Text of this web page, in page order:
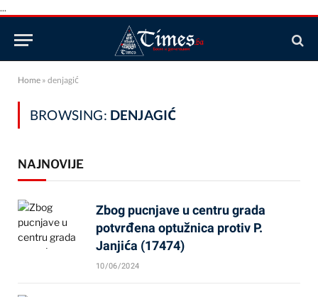
...
Home » denjagić
BROWSING: DENJAGIĆ
NAJNOVIJE
Zbog pucnjave u centru grada
potvrđena optužnica protiv P.
Janjića (17474)
10/06/2024